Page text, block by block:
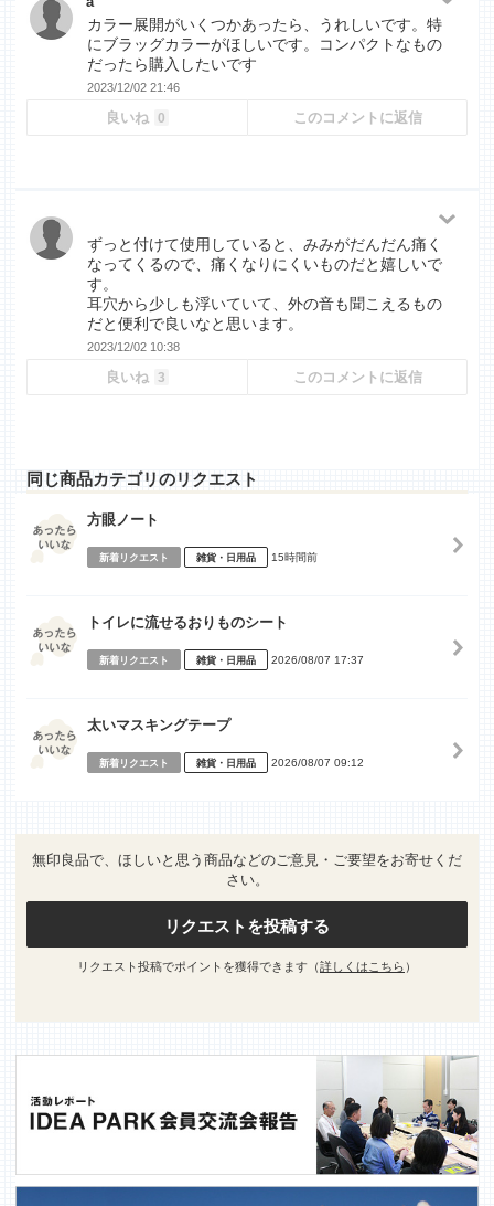
カラー展開がいくつかあったら、うれしいです。特
にブラッグカラーがほしいです。コンパクトなもの
だったら購入したいです
2023/12/02 21:46
良いね 0 このコメントに返信
ずっと付けて使用していると、みみがだんだん痛く
なってくるので、痛くなりにくいものだと嬉しいで
す。
耳穴から少しも浮いていて、外の音も聞こえるもの
だと便利で良いなと思います。
2023/12/02 10:38
良いね 3 このコメントに返信
同じ商品カテゴリのリクエスト
方眼ノート
新着リクエスト 雑貨・日用品 15時間前
トイレに流せるおりものシート
新着リクエスト 雑貨・日用品 2026/08/07 17:37
太いマスキングテープ
新着リクエスト 雑貨・日用品 2026/08/07 09:12
無印良品で、ほしいと思う商品などのご意見・ご要望をお寄せくだ
さい。
リクエストを投稿する
リクエスト投稿でポイントを獲得できます（詳しくはこちら ）